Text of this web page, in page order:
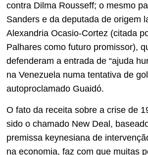
contra Dilma Rousseff; o mesmo
Sanders e da deputada de origem
Alexandria Ocasio-Cortez (citada
Palhares como futuro promissor),
defenderam a entrada de “ajuda
na Venezuela numa tentativa de
autoproclamado Guaidó.
O fato da receita sobre a crise de
sido o chamado New Deal,
premissa keynesiana de
na economia, faz com que muitas